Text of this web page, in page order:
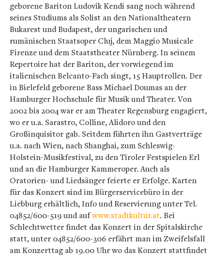
geborene Bariton Ludovik Kendi sang noch während
seines Studiums als Solist an den Nationaltheatern
Bukarest und Budapest, der ungarischen und
rumänischen Staatsoper Cluj, dem Maggio Musicale
Firenze und dem Staatstheater Nürnberg. In seinem
Repertoire hat der Bariton, der vorwiegend im
italienischen Belcanto-Fach singt, 15 Hauptrollen. Der
in Bielefeld geborene Bass Michael Doumas an der
Hamburger Hochschule für Musik und Theater. Von
2002 bis 2004 war er am Theater Regensburg engagiert,
wo er u.a. Sarastro, Colline, Alidoro und den
Großinquisitor gab. Seitdem führten ihn Gastverträge
u.a. nach Wien, nach Shanghai, zum Schleswig-
Holstein-Musikfestival, zu den Tiroler Festspielen Erl
und an die Hamburger Kammeroper. Auch als
Oratorien- und Liedsänger feierte er Erfolge. Karten
für das Konzert sind im Bürgerservicebüro in der
Liebburg erhältlich, Info und Reservierung unter Tel.
04852/600-519 und aufwww.stadtkultur.at. Bei
Schlechtwetter findet das Konzert in der Spitalskirche
statt, unter 04852/600-306 erfährt man im Zweifelsfall
am Konzerttag ab 19.00 Uhr wo das Konzert stattfindet